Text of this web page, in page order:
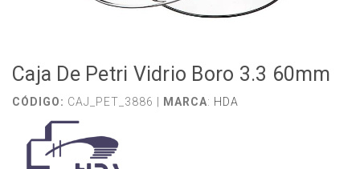
Caja De Petri Vidrio Boro 3.3 60mm
CÓDIGO: CAJ_PET_3886 | MARCA: HDA